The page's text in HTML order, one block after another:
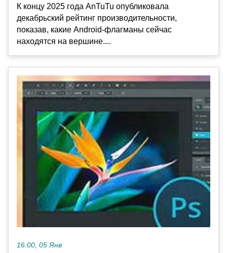
К концу 2025 года AnTuTu опубликовала
декабрьский рейтинг производительности,
показав, какие Android-флагманы сейчас
находятся на вершине....
16:00, 05 Янв